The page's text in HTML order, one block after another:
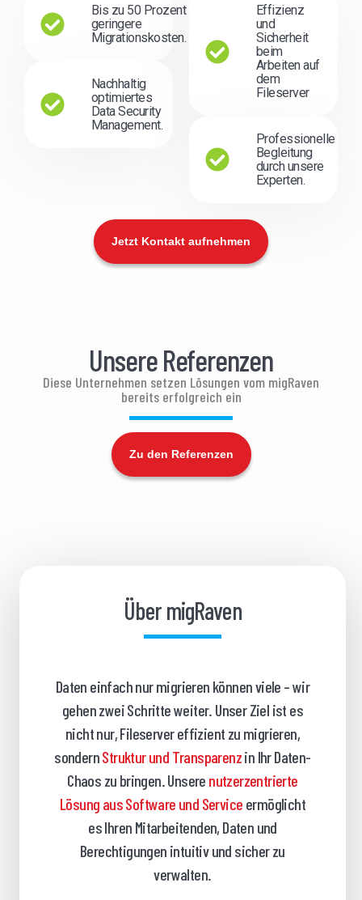
Bis zu 50 Prozent
geringere
Migrationskosten.
Nachhaltig
optimiertes
Data Security
Management.
Effizienz
und
Sicherheit
beim
Arbeiten auf
dem
Fileserver
Professionelle
Begleitung
durch unsere
Experten.
Jetzt Kontakt aufnehmen
Unsere Referenzen
Diese Unternehmen setzen Lösungen vom migRaven
bereits erfolgreich ein
Zu den Referenzen
Über migRaven
Daten einfach nur migrieren können viele – wir
gehen zwei Schritte weiter. Unser Ziel ist es
nicht nur, Fileserver effizient zu migrieren,
sondernStruktur und Transparenzin Ihr Daten-
Chaos zu bringen. Unsere nutzerzentrierte
Lösung aus Software und Service ermöglicht
es Ihren Mitarbeitenden, Daten und
Berechtigungen intuitiv und sicher zu
verwalten.